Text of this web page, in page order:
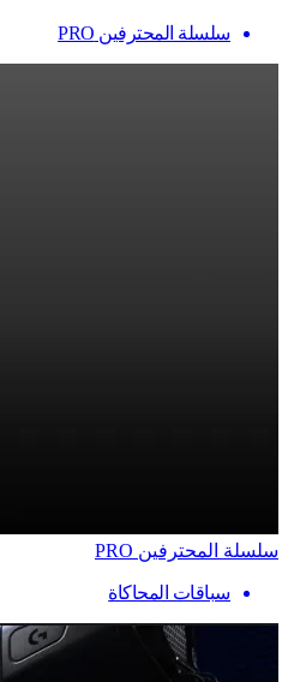
سلسلة المحترفين PRO
سلسلة المحترفين PRO
سباقات المحاكاة